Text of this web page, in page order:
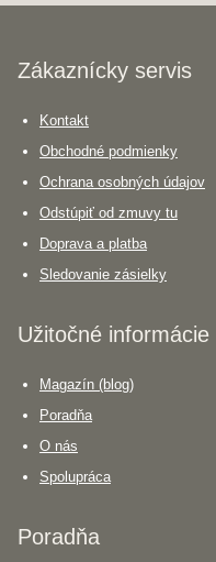
Zákaznícky servis
Kontakt
Obchodné podmienky
Ochrana osobných údajov
Odstúpiť od zmuvy tu
Doprava a platba
Sledovanie zásielky
Užitočné informácie
Magazín (blog)
Poradňa
O nás
Spolupráca
Poradňa